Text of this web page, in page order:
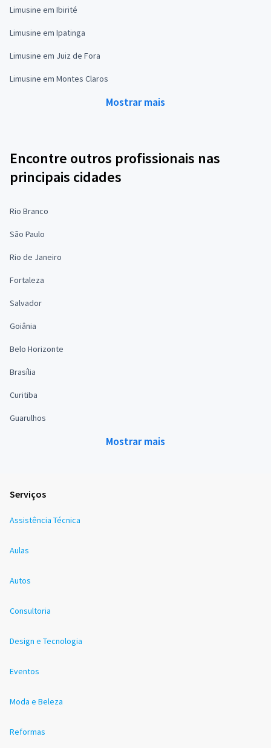
Limusine em Ibirité
Limusine em Ipatinga
Limusine em Juiz de Fora
Limusine em Montes Claros
Mostrar mais
Encontre outros profissionais nas
principais cidades
Rio Branco
São Paulo
Rio de Janeiro
Fortaleza
Salvador
Goiânia
Belo Horizonte
Brasília
Curitiba
Guarulhos
Mostrar mais
Serviços
Assistência Técnica
Aulas
Autos
Consultoria
Design e Tecnologia
Eventos
Moda e Beleza
Reformas